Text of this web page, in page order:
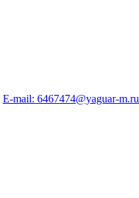
E-mail: 6467474@yaguar-m.ru